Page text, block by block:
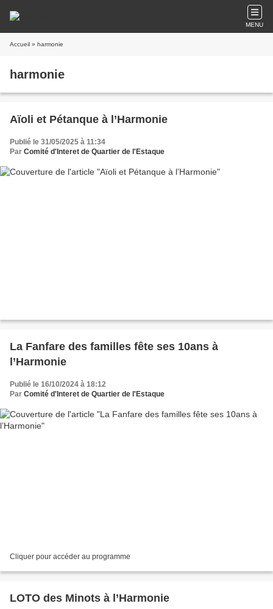
MENU
Accueil » harmonie
harmonie
Aïoli et Pétanque à l’Harmonie
Publié le 31/05/2025 à 11:34
Par Comité d'Interet de Quartier de l'Estaque
La Fanfare des familles fête ses 10ans à
l’Harmonie
Publié le 16/10/2024 à 18:12
Par Comité d'Interet de Quartier de l'Estaque
Cliquer pour accéder au programme
LOTO des Minots à l’Harmonie